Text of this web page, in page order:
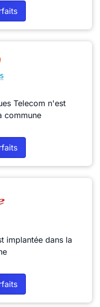
Telecom n'est
commune
implantée dans la